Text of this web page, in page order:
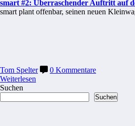
smart #2: Überraschender Auftritt auf
smart plant offenbar, seinen neuen
Tom Spelter
0 Kommentare
Weiterlesen
Suchen
Suchen